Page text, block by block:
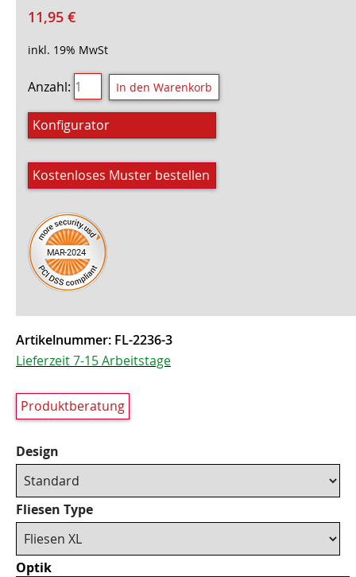
Artikelnummer: FL-2236-3
Lieferzeit 7-15 Arbeitstage
Produktberatung
Design
Fliesen Type
Optik
11,95 €
inkl. 19% MwSt
Anzahl:
Konfigurator
Kostenloses Muster bestellen